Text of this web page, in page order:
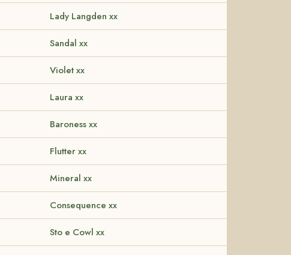
Lady Langden xx
Sandal xx
Violet xx
Laura xx
Baroness xx
Flutter xx
Mineral xx
Consequence xx
Sto e Cowl xx